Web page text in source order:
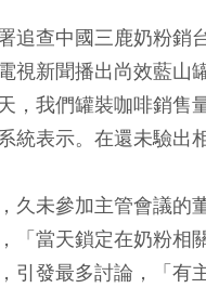
追查中國三鹿奶粉銷
視新聞播出尚效藍山
，我們罐裝咖啡銷售
統表示。在還未驗出
久未參加主管會議的
「當天鎖定在奶粉相
引發最多討論，「